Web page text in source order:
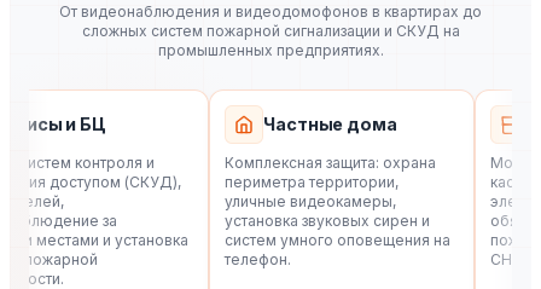
От видеонаблюдения и видеодомофонов в квартирах до
сложных систем пожарной сигнализации и СКУД на
промышленных предприятиях.
и БЦ
контроля и
доступом (СКУД),
за
местами и установка
Частные дома
Комплексная защита: охрана
периметра территории,
уличные видеокамеры,
установка звуковых сирен и
систем умного оповещения на
телефон.
Монтаж
СНиП.